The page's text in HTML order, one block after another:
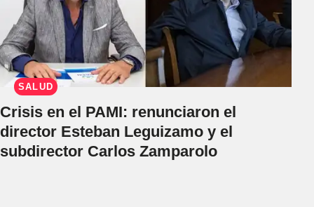
SALUD
Crisis en el PAMI: renunciaron el
director Esteban Leguizamo y el
subdirector Carlos Zamparolo